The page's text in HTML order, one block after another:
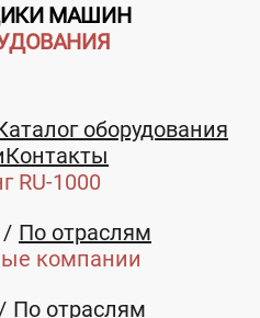
МАШИН
оборудования
Контакты
RU-1000
По отраслям
компании
По отраслям